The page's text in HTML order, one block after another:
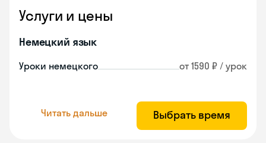
Услуги и цены
Немецкий язык
Уроки немецкого от 1590 ₽ / урок
Читать дальше Выбрать время